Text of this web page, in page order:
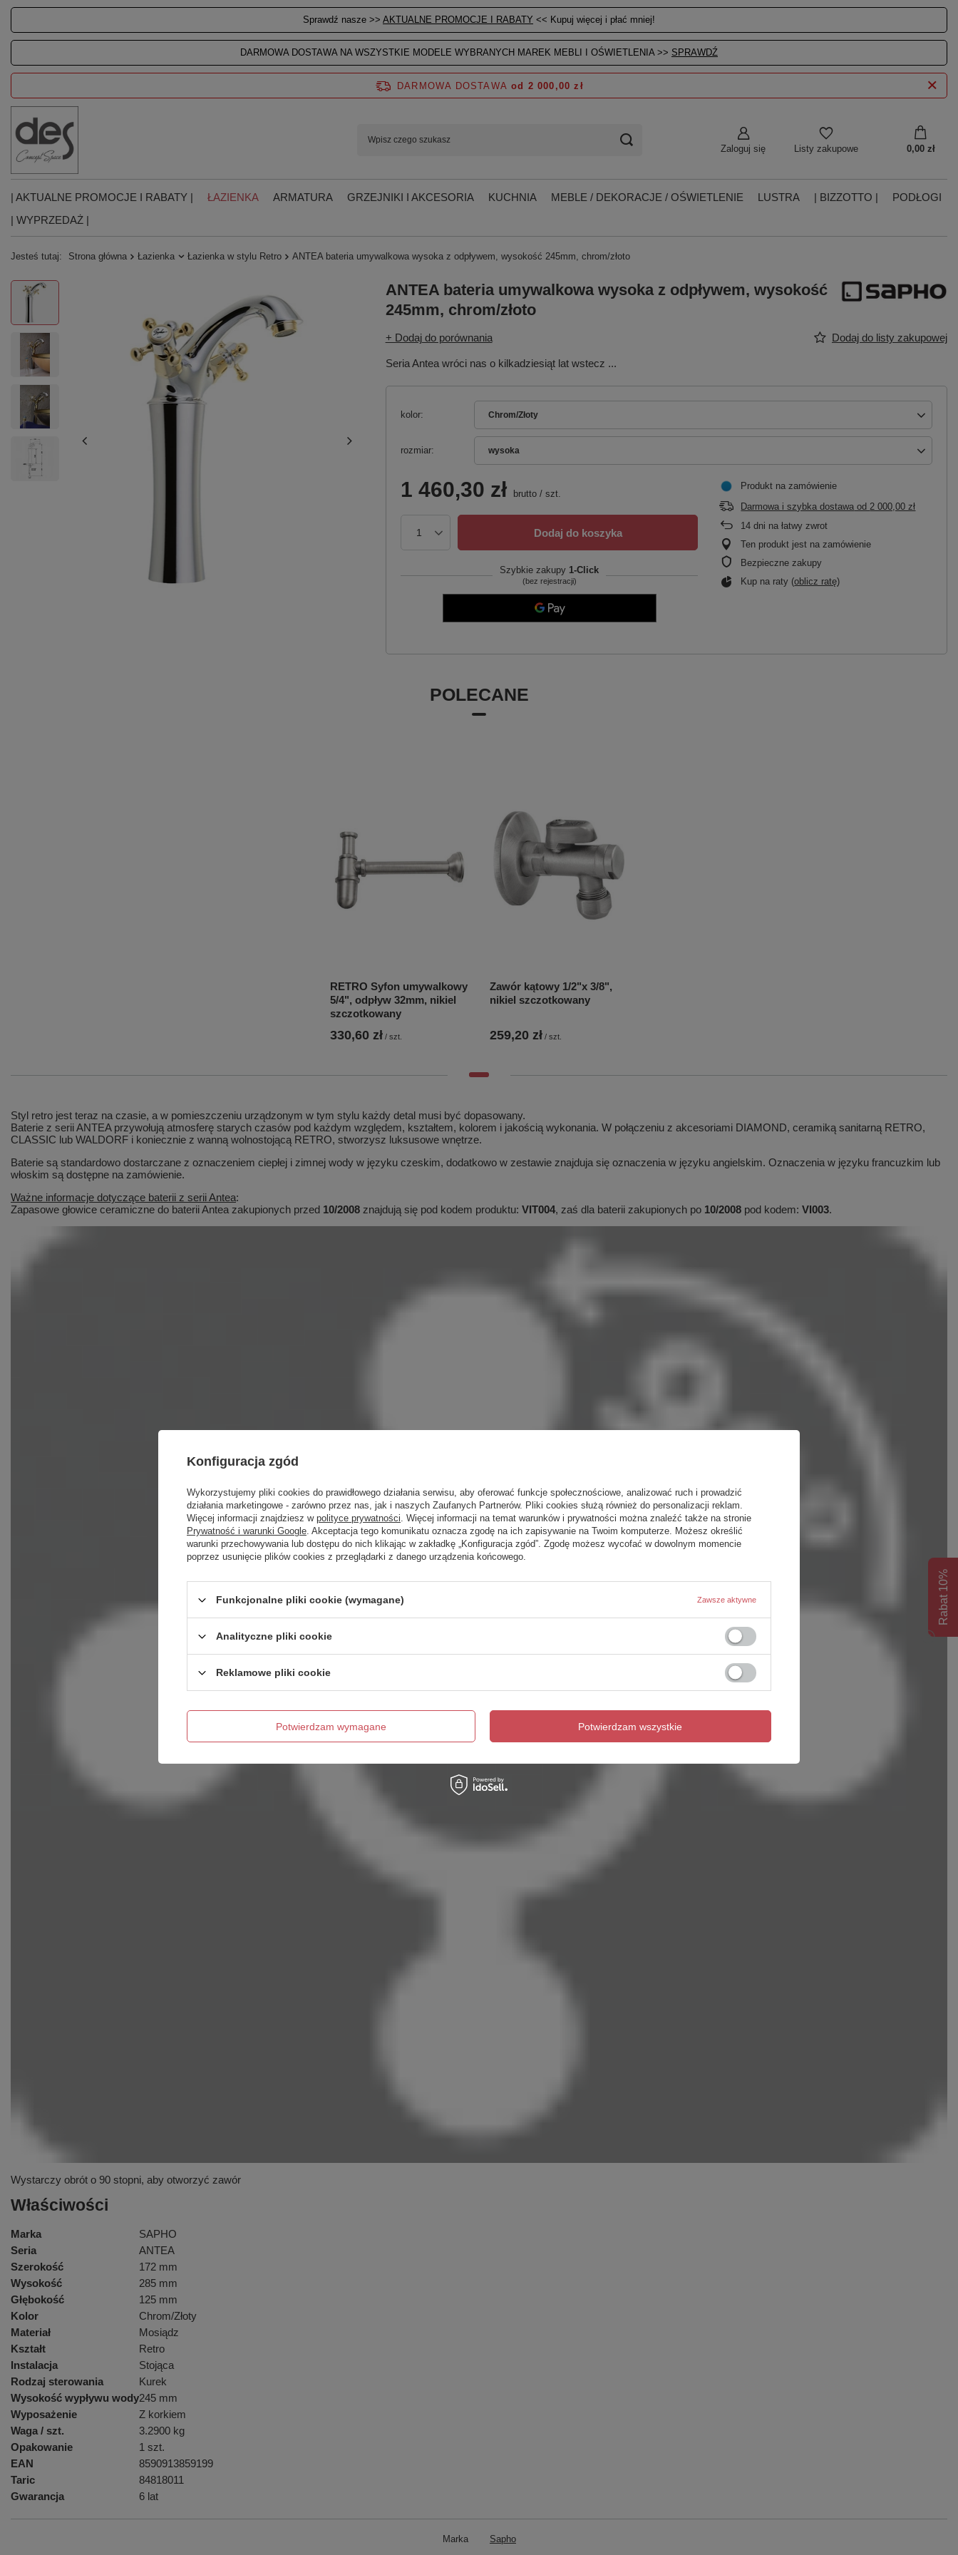
Sprawdź nasze >> AKTUALNE PROMOCJE I RABATY << Kupuj więcej i płać mniej!
DARMOWA DOSTAWA NA WSZYSTKIE MODELE WYBRANYCH MAREK MEBLI I OŚWIETLENIA >> SPRAWDŹ
Zaloguj się Listy zakupowe 0,00 zł
DARMOWA DOSTAWA od 2 000,00 zł
| AKTUALNE PROMOCJE I RABATY | ŁAZIENKA ARMATURA GRZEJNIKI I AKCESORIA KUCHNIA MEBLE / DEKORACJE / OŚWIETLENIE LUSTRA | BIZZOTTO |
PODŁOGI
| WYPRZEDAŻ |
Jesteś tutaj: Strona główna Łazienka Łazienka w stylu Retro ANTEA bateria umywalkowa wysoka z odpływem, wysokość 245mm, chrom/złoto
ANTEA bateria umywalkowa wysoka z odpływem, wysokość
245mm, chrom/złoto
+ Dodaj do porównania Dodaj do listy zakupowej
Seria Antea wróci nas o kilkadziesiąt lat wstecz ...
kolor Chrom/Złoty
rozmiar wysoka
1 460,30 zł brutto/ szt.
Dodaj do koszyka
Szybkie zakupy 1-Click
(bez rejestracji)
Produkt na zamówienie
Darmowa i szybka dostawa od2 000,00 zł
14 dni na łatwy zwrot
Ten produkt jest na zamówienie
Bezpieczne zakupy
Kup na raty (oblicz ratę)
POLECANE
RETRO Syfon umywalkowy
5/4", odpływ 32mm, nikiel
szczotkowany
330,60 zł / szt.
Zawór kątowy 1/2"x 3/8",
nikiel szczotkowany
259,20 zł / szt.
Styl retro jest teraz na czasie, a w pomieszczeniu urządzonym w tym stylu każdy detal musi być dopasowany.
Baterie z serii ANTEA przywołują atmosferę starych czasów pod każdym względem, kształtem, kolorem i jakością wykonania. W połączeniu z akcesoriami DIAMOND, ceramiką sanitarną RETRO,
CLASSIC lub WALDORF i koniecznie z wanną wolnostojącą RETRO, stworzysz luksusowe wnętrze.
Baterie są standardowo dostarczane z oznaczeniem ciepłej i zimnej wody w języku czeskim, dodatkowo w zestawie znajduja się oznaczenia w języku angielskim. Oznaczenia w języku francuzkim lub
włoskim są dostępne na zamówienie.
Ważne informacje dotyczące baterii z serii Antea:
Zapasowe głowice ceramiczne do baterii Antea zakupionych przed 10/2008 znajdują się pod kodem produktu: VIT004, zaś dla baterii zakupionych po 10/2008 pod kodem: VI003.
Wystarczy obrót o 90 stopni, aby otworzyć zawór
Właściwości
Marka
SAPHO
Seria
ANTEA
Szerokość
172 mm
Wysokość
285 mm
Głębokość
125 mm
Kolor
Chrom/Złoty
Materiał
Mosiądz
Kształt
Retro
Instalacja
Stojąca
Rodzaj sterowania
Kurek
Wysokość wypływu wody245 mm
Wyposażenie
Z korkiem
Waga / szt.
3.2900 kg
Opakowanie
1 szt.
EAN
8590913859199
Taric
84818011
Gwarancja
6 lat
Marka Sapho
Rabat 10%
Konfiguracja zgód
Wykorzystujemy pliki cookies do prawidłowego działania serwisu, aby oferować funkcje społecznościowe, analizować ruch i prowadzić
działania marketingowe - zarówno przez nas, jak i naszych Zaufanych Partnerów. Pliki cookies służą również do personalizacji reklam.
Więcej informacji znajdziesz w polityce prywatności. Więcej informacji na temat warunków i prywatności można znaleźć także na stronie
Prywatność i warunki Google. Akceptacja tego komunikatu oznacza zgodę na ich zapisywanie na Twoim komputerze. Możesz określić
warunki przechowywania lub dostępu do nich klikając w zakładkę „Konfiguracja zgód”. Zgodę możesz wycofać w dowolnym momencie
poprzez usunięcie plików cookies z przeglądarki z danego urządzenia końcowego.
Funkcjonalne pliki cookie (wymagane) Zawsze aktywne
Analityczne pliki cookie
Reklamowe pliki cookie
Potwierdzam wymagane Potwierdzam wszystkie